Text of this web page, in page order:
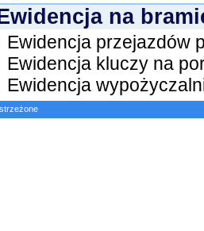
na
Ewidencja przejazdów
Ewidencja kluczy na
Ewidencja